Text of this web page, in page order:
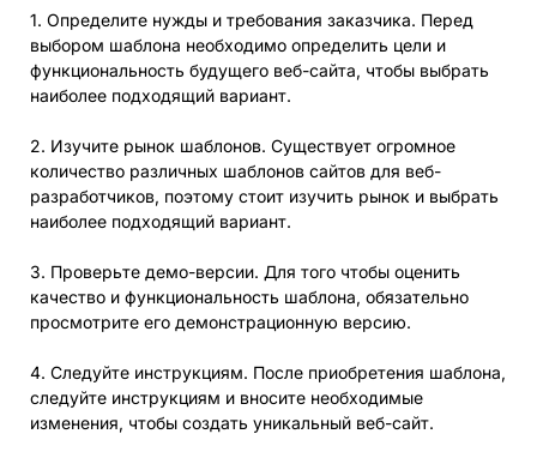
1. Определите нужды и требования заказчика. Перед
выбором шаблона необходимо определить цели и
функциональность будущего веб-сайта, чтобы выбрать
наиболее подходящий вариант.
2. Изучите рынок шаблонов. Существует огромное
количество различных шаблонов сайтов для веб-
разработчиков, поэтому стоит изучить рынок и выбрать
наиболее подходящий вариант.
3. Проверьте демо-версии. Для того чтобы оценить
качество и функциональность шаблона, обязательно
просмотрите его демонстрационную версию.
4. Следуйте инструкциям. После приобретения шаблона,
следуйте инструкциям и вносите необходимые
изменения, чтобы создать уникальный веб-сайт.